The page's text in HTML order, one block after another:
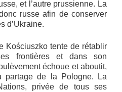
et l’autre prussienne. La
russe afin de conserver
d’Ukraine.
Kościuszko tente de rétablir
frontières et dans son
échoue et aboutit,
partage de la Pologne. La
privée de tous ses